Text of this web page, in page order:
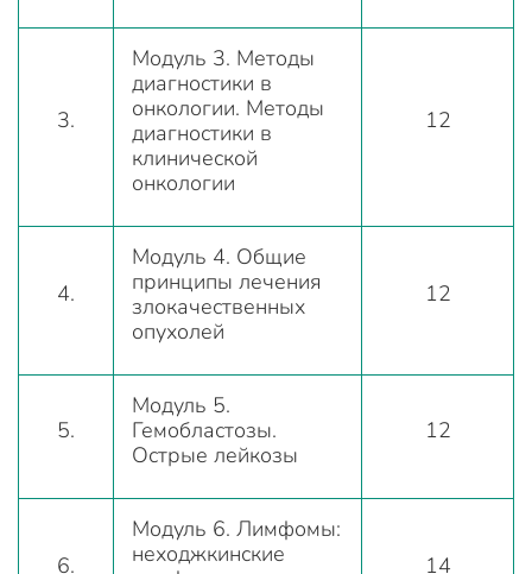
3.
Модуль 3. Методы
диагностики в
онкологии. Методы
диагностики в
клинической
онкологии
12
4.
Модуль 4. Общие
принципы лечения
злокачественных
опухолей
12
5.
Модуль 5.
Гемобластозы.
Острые лейкозы
12
6.
Модуль 6. Лимфомы:
неходжкинские
14